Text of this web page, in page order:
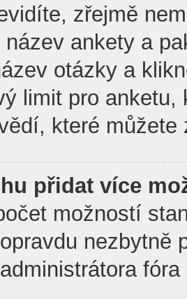
zřejmě
název ankety a
otázky a
limit pro
které
přidat více
možností
nezbytně